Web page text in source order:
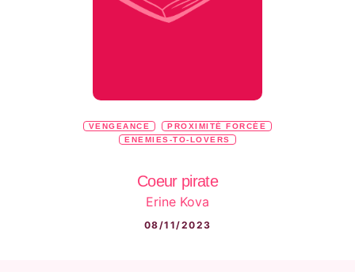
VENGEANCE
PROXIMITÉ FORCÉE
ENEMIES-TO-LOVERS
Coeur pirate
Erine Kova
08/11/2023